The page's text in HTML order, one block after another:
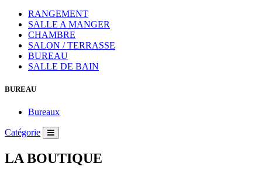
RANGEMENT
SALLE A MANGER
CHAMBRE
SALON / TERRASSE
BUREAU
SALLE DE BAIN
BUREAU
Bureaux
Catégorie
LA BOUTIQUE